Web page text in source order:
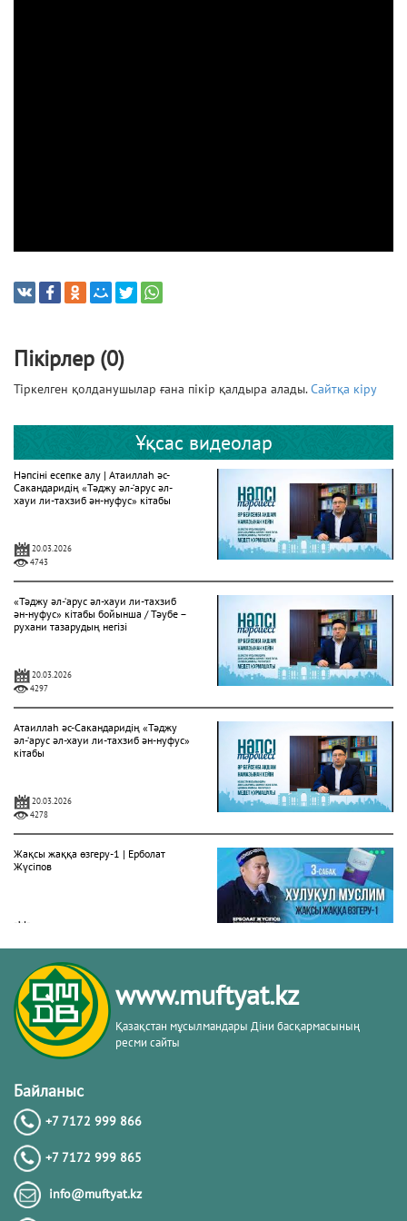
Пікірлер (0)
Тіркелген қолданушылар ғана пікір қалдыра алады.Сайтқа кіру
Ұқсас видеолар
Нәпсіні есепке алу | Атаиллаһ әс-
Сакандаридің «Тәджу әл-‘арус әл-
хауи ли-тахзиб ән-нуфус» кітабы
20.03.2026
4743
«Тәджу әл-‘арус әл-хауи ли-тахзиб
ән-нуфус» кітабы бойынша / Тәубе –
рухани тазарудың негізі
20.03.2026
4297
Атаиллаһ әс-Сакандаридің «Тәджу
әл-‘арус әл-хауи ли-тахзиб ән-нуфус»
кітабы
20.03.2026
4278
Жақсы жаққа өзгеру-1 | Ерболат
Жүсіпов
Жүрек сырлары 2-дәріс. Тәубе
тақырыбы. Әр-рисала әл-Қушайрия
кітабы негізінде
20.02.2026
Әдепсіздік иманның әлсіздігіне дәлел
｜ Ерболат Жүсіпов
20.02.2026
4160
www.muftyat.kz
Қазақстан мұсылмандары Діни басқармасының
ресми сайты
Байланыс
+7 7172 999 866
+7 7172 999 865
info@muftyat.kz